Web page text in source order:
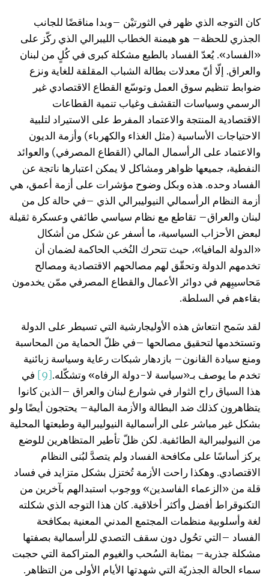
كان التوجه الذي ظهر في الثورتيْن –وبدا مناقضًا للجانب
الجذري للحظة– هو هيمنة الخطاب الليبرالي الذي ركّز على
«الفساد». يُعدّ الفساد بالطبع مشكلة كبرى في كُلٍ من لبنان
والعراق. إلّا أنّ معدلات بطالة الشباب المقلقة للغاية ونزع
ضوابط تنظيم سوق العمل وتوسّع القطاع الاقتصادي غير
الرسمي وسياسات التقشف وغياب تنمية القطاعات
الاقتصادية المنتجة والاعتماد المفرط على الاستيراد لتلبية
الاحتياجات الأساسية (مثل الغذاء والكهرباء) وأزمة الديون
والاعتماد على الرأسمال المالي (القطاع المصرفي) والعوائد
النفطية، جميعها ظواهر ومشاكل لا يمكن اعتبارها ناتجة عن
الفساد وحده. هذه وبكل وضوح مؤشرات على أزمة أعمق، هي
أزمة النظام الرأسمالي النيوليبرالي الذي –في حالة كل من
لبنان والعراق– تقاطع مع نظام سياسي طائفي وعسكرة ثقيلة
لبعض الأحزاب السياسية، ما أسفر عن شكل من أشكال
«الدولة المافيا»، حيث تتحرك النُخب الحاكمة لضمان أن
تخدمهم الدولة وتحقّق لهم مصالحهم الاقتصادية ومصالح
مَحاسيبِهم في دوائر الأعمال والقطاع المصرفي ممّن يخدمون
بقاءهم في السلطة.
لقد سَمح انتعاش هذه الأوليجارشية التي تسيطر على الدولة
وتستخدمها لتحقيق مصالحها –في ظلّ الحماية من المحاسبة
ومنع سيادة القانون– بازدهار شبكات رعاية وسياسة زبائنية
تخدم ما يوصف بـ«سياسة لا-دولة الرفاه» وتشكّله.[9]
في
هذا السياق راح الثوار في شوارع لبنان والعراق –الذين كانوا
يتظاهرون كذلك ضد البطالة والأزمة المالية– يحتجون أيضًا ولو
بشكل غير مباشر على الرأسمالية النيوليبرالية وطبعتها المحلية
من النيوليبرالية الطائفية. لكن ظلّ تأطير المتظاهرين للوضع
يركز أساسًا على مكافحة الفساد ولم يتصدَّ لبُنى النظام
الاقتصادي. وهكذا راحت الأزمة تُختزل بشكل متزايد في فساد
قلة من «الزعماء الفاسدين» ووجوب استبدالهم بآخرين من
التكنوقراط أفضل وأكثر أخلاقية. كان هذا التوجه الذي شكلته
لغة وأسلوبية منظمات المجتمع المدني المعنية بمكافحة
الفساد –التي تحُول دون سقف التصدي للرأسمالية بصفتها
مشكلة جذرية– بمثابة السُحب والغيوم المتراكمة التي حجبت
سماء الحالة الجذريّة التي شهدتها الأيام الأولى من التظاهر.